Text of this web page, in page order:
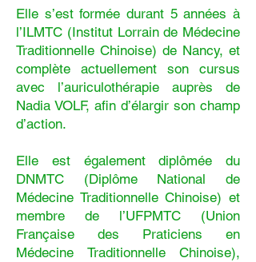
Elle s’est formée durant 5 années à
l’ILMTC (Institut Lorrain de Médecine
Traditionnelle Chinoise) de Nancy, et
complète actuellement son cursus
avec l’auriculothérapie auprès de
Nadia VOLF, afin d’élargir son champ
d’action.
Elle est également diplômée du
DNMTC (Diplôme National de
Médecine Traditionnelle Chinoise) et
membre de l’UFPMTC (Union
Française des Praticiens en
Médecine Traditionnelle Chinoise),